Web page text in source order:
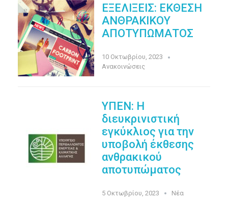
ΕΞΕΛΙΞΕΙΣ: ΕΚΘΕΣH
ΑΝΘΡΑΚΙΚΟΥ
ΑΠΟΤΥΠΩΜΑΤΟΣ
10 Οκτωβρίου, 2023
Ανακοινώσεις
ΥΠΕΝ: H
διευκρινιστική
εγκύκλιος για την
υποβολή έκθεσης
ανθρακικού
αποτυπώματος
5 Οκτωβρίου, 2023 Νέα